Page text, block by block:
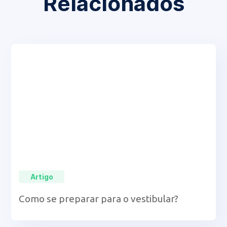
Artigo
Como se preparar para o vestibular?